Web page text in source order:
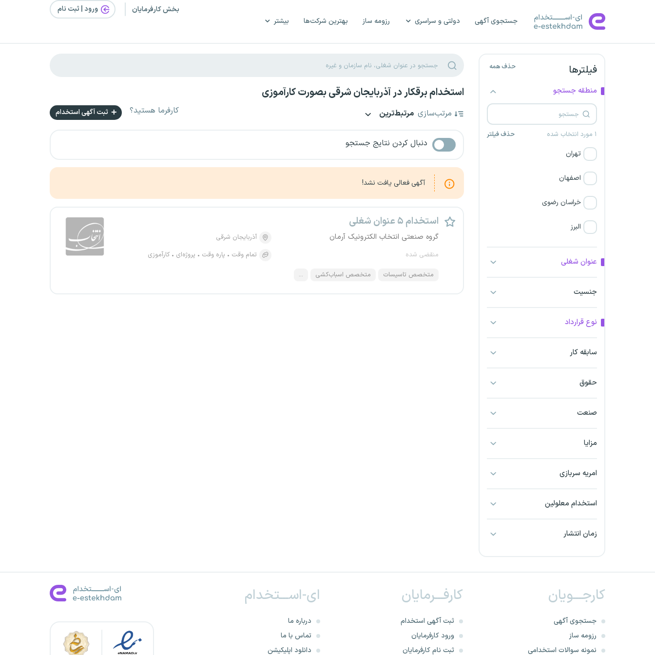
جستجوی آگهی دولتی و سراسری رزومه ساز بهترین شرکت‌ها بیشتر
بخش کارفرمایان ورود | ثبت‌ نام
فیلترها حذف همه
منطقه جستجو
۱ مورد انتخاب شده حذف فیلتر
تهران
اصفهان
خراسان رضوی
البرز
اراک
اردبیل
بندرعباس
خراسان شمالی
خرم آباد
خوزستان
عنوان شغلی
جنسیت
نوع قرارداد
سابقه کار
حقوق
صنعت
مزایا
امریه سربازی
استخدام معلولین
زمان انتشار
استخدام برقکار در آذربایجان شرقی بصورت کارآموزی
مرتب‌سازی مرتبط‌ترین کارفرما هستید؟ ثبت آگهی استخدام
دنبال کردن نتایج جستجو
آگهی فعالی یافت نشد!
استخدام ۵ عنوان شغلی
گروه صنعتی انتخاب الکترونیک آرمان
منقضی شده
آذربایجان شرقی
تمام وقت
پاره وقت پروژه‌ای کارآموزی
متخصص تاسیسات متخصص اسباب‌کشی ...
کارجـــویان
جستجوی آگهی
رزومه ساز
نمونه سوالات استخدامی
کارفـــرمایان
ثبت آگهی استخدام
ورود کارفرمایان
ثبت نام کارفرمایان
ای-اســـتخدام
درباره ما
تماس با ما
دانلود اپلیکیشن